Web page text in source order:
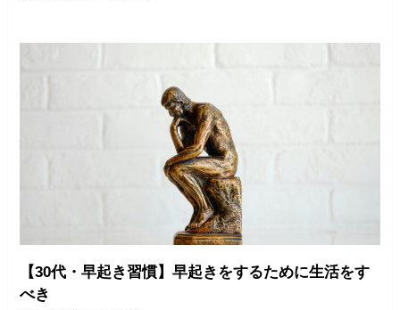
【30代・早起き習慣】早起きをするために生活をす
べき